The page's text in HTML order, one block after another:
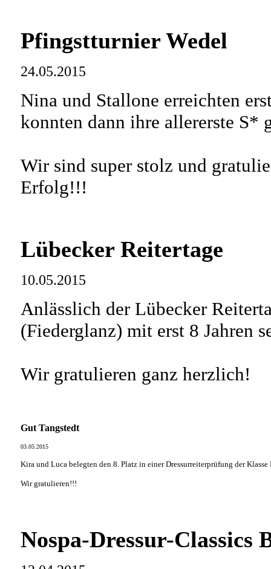
Pfingstturnier Wedel
24.05.2015
Nina und Stallone erreichten
konnten dann ihre allererste S*
Wir sind super stolz und
Erfolg!!!
Lübecker Reitertage
10.05.2015
Anlässlich der Lübecker
(Fiederglanz) mit erst 8 Jahren
Wir gratulieren ganz herzlich!
Gut Tangstedt
03.05.2015
Kira und Luca belegten den 8. Platz in einer Dressurreiterprüfung der Klasse
Wir gratulieren!!!
Nospa-Dressur-Classics